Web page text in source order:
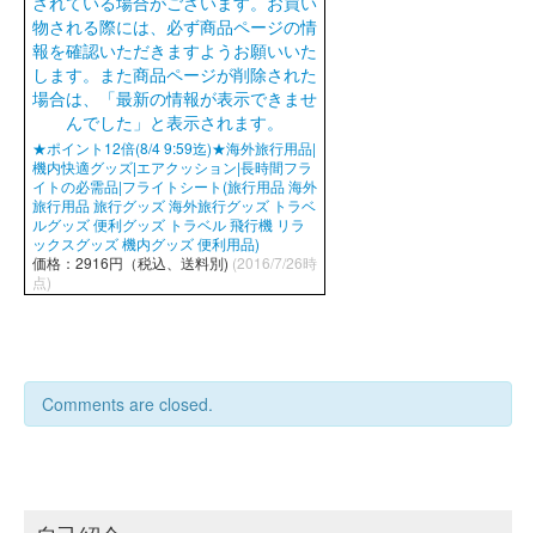
★ポイント12倍(8/4 9:59迄)★海外旅行用品|
機内快適グッズ|エアクッション|長時間フラ
イトの必需品|フライトシート(旅行用品 海外
旅行用品 旅行グッズ 海外旅行グッズ トラベ
ルグッズ 便利グッズ トラベル 飛行機 リラ
ックスグッズ 機内グッズ 便利用品)
価格：2916円（税込、送料別) (2016/7/26時
点)
Comments are closed.